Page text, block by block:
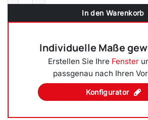
In den Warenkorb
Individuelle Maße
Erstellen Sie Ihre Fenster
passgenau nach Ihren
Konfigurator